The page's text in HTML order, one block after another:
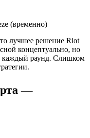
(временно)
лучшее решение Riot
концептуально, но
каждый раунд. Слишком
—